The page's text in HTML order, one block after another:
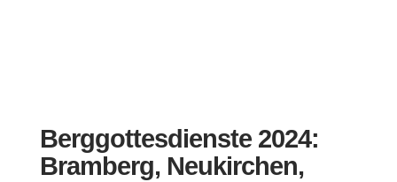
Berggottesdienste 2024:
Bramberg, Neukirchen,